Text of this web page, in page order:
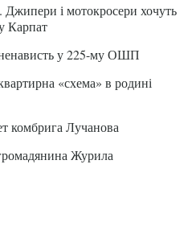
Джипери і мотокросери хочуть
Карпат
у 225-му ОШП
«схема» в родині
комбрига Лучанова
Журила